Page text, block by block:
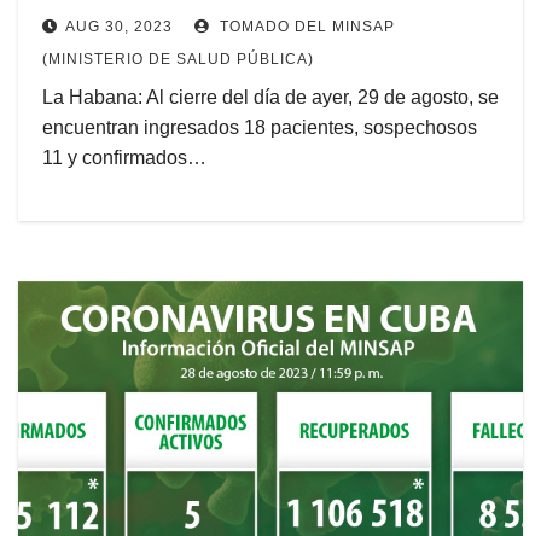
AUG 30, 2023
TOMADO DEL MINSAP
(MINISTERIO DE SALUD PÚBLICA)
La Habana: Al cierre del día de ayer, 29 de agosto, se
encuentran ingresados 18 pacientes, sospechosos
11 y confirmados…